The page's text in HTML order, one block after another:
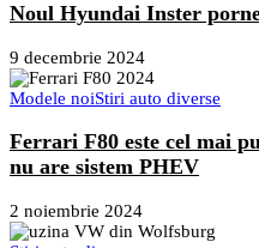
Noul Hyundai Inster
9 decembrie 2024
Modele noiStiri auto diverse
Ferrari F80 este cel mai
nu are sistem PHEV
2 noiembrie 2024